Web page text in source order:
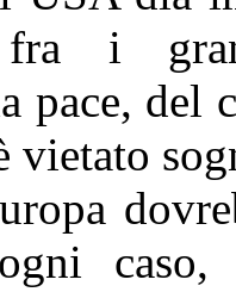
fra i
pace,
vietato